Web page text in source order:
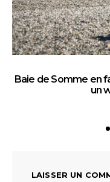
Baie de Somme en
un
LAISSER UN